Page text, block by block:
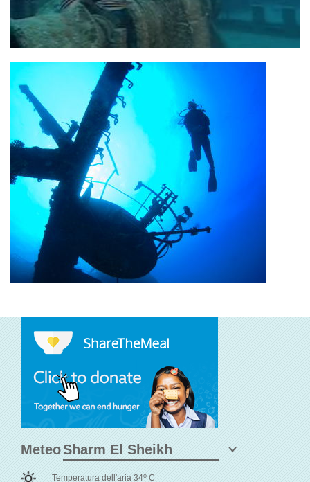
Meteo
Temperatura dell'aria 34o C